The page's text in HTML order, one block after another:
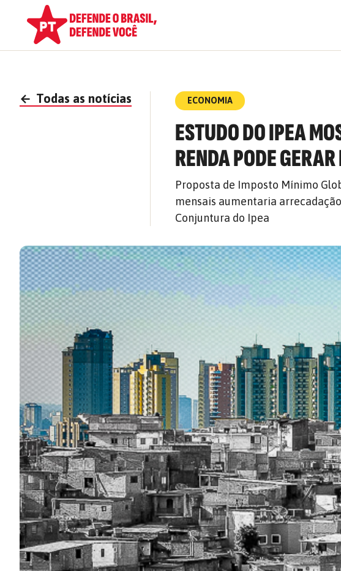
← Todas as notícias ECONOMIA
ESTUDO DO IPEA
RENDA PODE
Proposta de Imposto Mínimo
mensais aumentaria arrecadação
Conjuntura do Ipea